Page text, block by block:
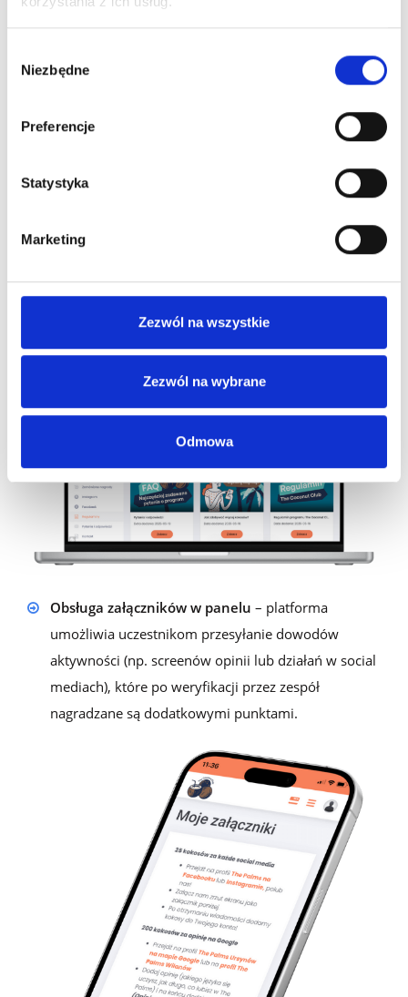
zgody
Niezbędne
Preferencje
Statystyka
Marketing
Zezwól na wszystkie
Zezwól na wybrane
Odmowa
zgodnie z identyfikacją wizualną The Palms. Dodano
organizatorkę.
predefiniowanych widoków, panel uczestnika The
spersonalizowane widoki. To m.in. zakładki
przygotowane po to, aby ułatwić uczestnikom
poruszanie się po programie lojalnościowym.
Obsługa załączników w panelu – platforma
umożliwia uczestnikom przesyłanie dowodów
aktywności (np. screenów opinii lub działań w social
mediach), które po weryfikacji przez zespół
nagradzane są dodatkowymi punktami.